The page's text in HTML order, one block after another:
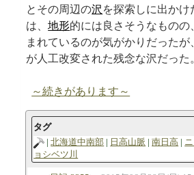
とその周辺の沢 を探索しに出かけ
は、地形的には良さそうなものの
まれているのが気がかりだった
が人工改変された残念な沢だった
～続きがあります～
タグ
北海道中南部
日高山脈 南日高
ョシベツ川